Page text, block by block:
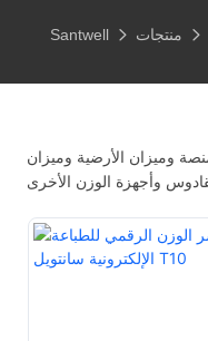
Santwell منتجات
وميزان الأرضية وميزان